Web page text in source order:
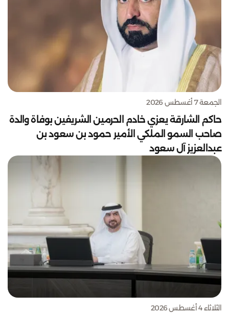
الجمعة 7 أغسطس 2026
حاكم الشارقة يعزي خادم الحرمين الشريفين بوفاة والدة
صاحب السمو الملكي الأمير حمود بن سعود بن
عبدالعزيز آل سعود
الثلاثاء 4 أغسطس 2026